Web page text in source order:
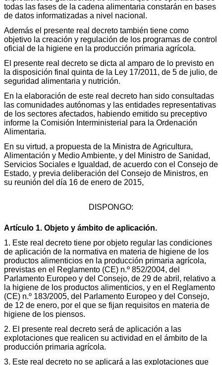
todas las fases de la cadena alimentaria constarán en bases
de datos informatizadas a nivel nacional.
Además el presente real decreto también tiene como
objetivo la creación y regulación de los programas de control
oficial de la higiene en la producción primaria agrícola.
El presente real decreto se dicta al amparo de lo previsto en
la disposición final quinta de la Ley 17/2011, de 5 de julio, de
seguridad alimentaria y nutrición.
En la elaboración de este real decreto han sido consultadas
las comunidades autónomas y las entidades representativas
de los sectores afectados, habiendo emitido su preceptivo
informe la Comisión Interministerial para la Ordenación
Alimentaria.
En su virtud, a propuesta de la Ministra de Agricultura,
Alimentación y Medio Ambiente, y del Ministro de Sanidad,
Servicios Sociales e Igualdad, de acuerdo con el Consejo de
Estado, y previa deliberación del Consejo de Ministros, en
su reunión del día 16 de enero de 2015,
DISPONGO:
Artículo 1. Objeto y ámbito de aplicación.
1. Este real decreto tiene por objeto regular las condiciones
de aplicación de la normativa en materia de higiene de los
productos alimenticios en la producción primaria agrícola,
previstas en el Reglamento (CE) n.º 852/2004, del
Parlamento Europeo y del Consejo, de 29 de abril, relativo a
la higiene de los productos alimenticios, y en el Reglamento
(CE) n.º 183/2005, del Parlamento Europeo y del Consejo,
de 12 de enero, por el que se fijan requisitos en materia de
higiene de los piensos.
2. El presente real decreto será de aplicación a las
explotaciones que realicen su actividad en el ámbito de la
producción primaria agrícola.
3. Este real decreto no se aplicará a las explotaciones que